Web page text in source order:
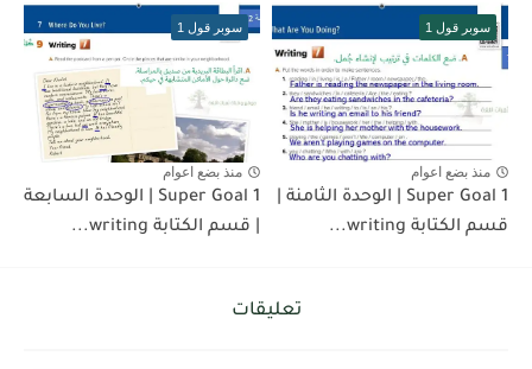
سوبر قول 1
منذ بضع اعوام
Super Goal 1 | الوحدة الثامنة |
قسم الكتابة writing...
سوبر قول 1
منذ بضع اعوام
Super Goal 1 | الوحدة السابعة
| قسم الكتابة writing...
تعليقات